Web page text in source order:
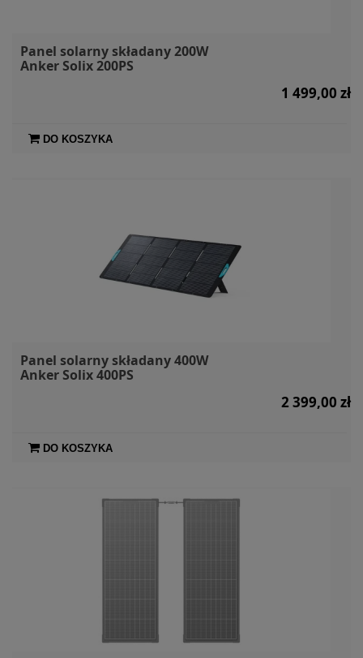
Panel solarny składany 200W
Anker Solix 200PS
1 499,00 zł
DO KOSZYKA
Panel solarny składany 400W
Anker Solix 400PS
2 399,00 zł
DO KOSZYKA